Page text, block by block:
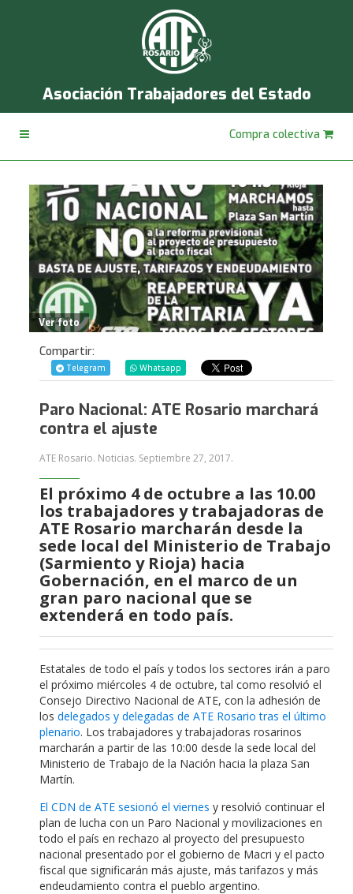
Asociación Trabajadores del Estado
Compra colectiva
Ver foto
Compartir:
Telegram Whatsapp
Paro Nacional: ATE Rosario marchará
contra el ajuste
ATE Rosario. Noticias. Septiembre 27, 2017.
El próximo 4 de octubre a las 10.00
los trabajadores y trabajadoras de
ATE Rosario marcharán desde la
sede local del Ministerio de Trabajo
(Sarmiento y Rioja) hacia
Gobernación, en el marco de un
gran paro nacional que se
extenderá en todo país.
Estatales de todo el país y todos los sectores irán a paro
el próximo miércoles 4 de octubre, tal como resolvió el
Consejo Directivo Nacional de ATE, con la adhesión de
los delegados y delegadas de ATE Rosario tras el último
plenario. Los trabajadores y trabajadoras rosarinos
marcharán a partir de las 10:00 desde la sede local del
Ministerio de Trabajo de la Nación hacia la plaza San
Martín.
El CDN de ATE sesionó el viernes y resolvió continuar el
plan de lucha con un Paro Nacional y movilizaciones en
todo el país en rechazo al proyecto del presupuesto
nacional presentado por el gobierno de Macri y el pacto
fiscal que significarán más ajuste, más tarifazos y más
endeudamiento contra el pueblo argentino.